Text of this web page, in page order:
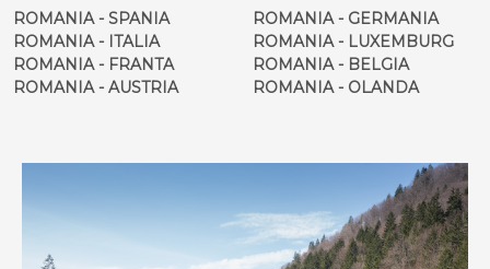
ROMANIA - SPANIA
ROMANIA - ITALIA
ROMANIA - FRANTA
ROMANIA - AUSTRIA
ROMANIA - GERMANIA
ROMANIA - LUXEMBURG
ROMANIA - BELGIA
ROMANIA - OLANDA